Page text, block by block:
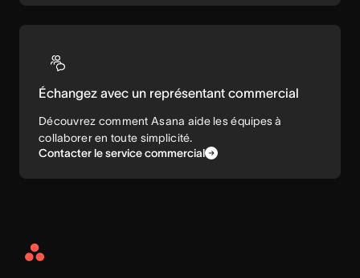
Échangez avec un représentant commercial
Découvrez comment Asana aide les équipes à
collaborer en toute simplicité.
Contacter le service commercial
Asana